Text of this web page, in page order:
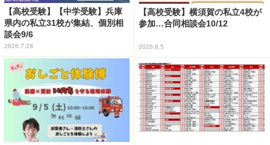
【高校受験】【中学受験】兵庫
県内の私立31校が集結、個別相
談会9/6
2026.7.28
【高校受験】横須賀の私立4校が
参加…合同相談会10/12
2026.8.5